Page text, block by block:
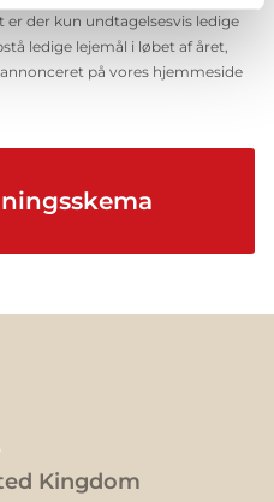
er der kun undtagelsesvis ledige
ledige lejemål i løbet af året,
på vores hjemmeside
Kingdom